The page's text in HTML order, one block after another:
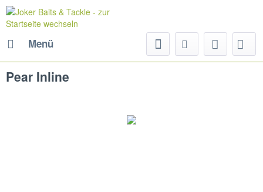
Menü
Pear Inline